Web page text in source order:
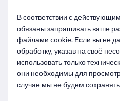
В соответствии с
обязаны запрашивать ваше
файлами cookie. Если вы не
обработку, указав на своё
использовать только
они необходимы для
случае мы не будем